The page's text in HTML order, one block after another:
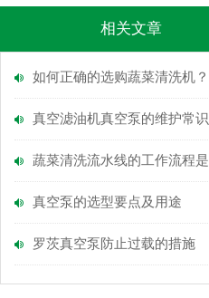
相关文章
如何正确的选购蔬菜清洗机？
真空滤油机真空泵的维护常识
真空泵的选型要点及用途
罗茨真空泵防止过载的措施